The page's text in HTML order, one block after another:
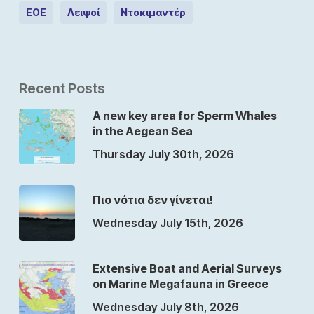
ΕΟΕ Λειψοί Ντοκιμαντέρ
Recent Posts
A new key area for Sperm Whales
in the Aegean Sea
Thursday July 30th, 2026
Πιο νότια δεν γίνεται!
Wednesday July 15th, 2026
Extensive Boat and Aerial Surveys
on Marine Megafauna in Greece
Wednesday July 8th, 2026